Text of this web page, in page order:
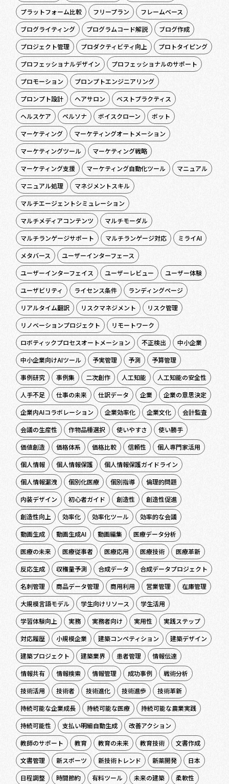
プラットフォーム比較
フリープラン
フレームベース
ブログライティング
プログラムコード解説
ブログ作成
プロジェクト管理
プロダクティビティ向上
プロトタイピング
プロフェッショナルデザイン
プロフェッショナルのサポート
プロモーション
プロンプトエンジニアリング
プロンプト設計
ヘアサロン
ベストプラクティス
ヘルスケア
ペルソナ ボイスクローン
ボット
マーケティング
マーケティングオートメーション
マーケティングツール
マーケティング戦略
マーケティング支援
マーケティング自動化ツール
マニュアル
マニュアル処理
マネジメントスキル
マルチエージェントシミュレーション
マルチメディアコンテンツ
マルチモーダル
マルチランゲージサポート
マルチランゲージ対応
ミライAI
メタバース
ユーザーインターフェース
ユーザーインターフェイス
ユーザーレビュー
ユーザー体験
ユーザビリティ
ライセンス条件
ランディングページ
リアルタイム翻訳
リスクマネジメント
リスク管理
リノベーションプロジェクト
リモートワーク
ロボティックプロセスオートメーション
不正検出
中小企業
中小企業向けAIツール
予実管理 予測
予算管理
事例研究
事例集 二次創作 人工知能
人工知能の安全性
人手不足
仕事の未来 仕訳データ 企業
企業の意思決定
企業内AIコラボレーション
企業効率化 企業文化
会計監査
会議の生産性
作物品種選択 使いやすさ
使い勝手
価値創造
価格体系 価格比較 信頼性
個人専門家活用
個人情報
個人情報保護
個人情報保護ガイドライン
個人情報漏洩
個別化医療 個別指導
倫理的問題
内装デザイン
初心者ガイド 創造性
創造性促進
創造性向上
効率化 効率化ツール
効率的な会議
動画生成
動画生成AI 動画編集
医療データ分析
医療の未来
医療従事者 医療応用 医療技術
医療革新
反応生成
収穫量予測 合成データ
合成データプロジェクト
名刺管理
商品データ管理 商用利用 営業管理
在庫管理
大規模言語モデル
学生向けリソース
学生活用
学習体験向上
実務 実務者向け 実用性
実践ステップ
対応履歴
小規模企業 建築コンペティション
建築デザイン
建築プロジェクト
建築業界 患者管理
情報伝達
情報共有
情報検索 情報管理 成功事例
戦術分析
技術活用
技術者 技術進化 技術進歩
技術革新
持続可能な企業成長
持続可能な医療
持続可能な農業実践
持続可能性
支払い明細自動生成
改善アクション
教師のサポート
教育 教育の未来 教育技術
文書作成
文書管理
新スポーツ 新技術トレンド 新薬開発
日本
日程調整
時間節約 有料ツール 未来の建築 柔軟性